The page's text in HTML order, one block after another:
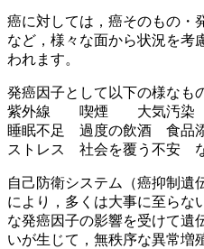
癌に対しては，癌そのもの・
など，様々な面から状況を考
われます。
発癌因子として以下の様なも
紫外線 喫煙 大気汚染
睡眠不足 過度の飲酒 食品
ストレス 社会を覆う不安
自己防衛システム（癌抑制遺
により，多くは大事に至らな
な発癌因子の影響を受けて遺
いが生じて，無秩序な異常増